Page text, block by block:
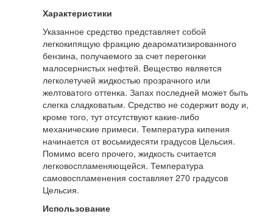
Характеристики
Указанное средство представляет собой
легкокипящую фракцию деароматизированного
бензина, получаемого за счет перегонки
малосернистых нефтей. Вещество является
легколетучей жидкостью прозрачного или
желтоватого оттенка. Запах последней может быть
слегка сладковатым. Средство не содержит воду и,
кроме того, тут отсутствуют какие-либо
механические примеси. Температура кипения
начинается от восьмидесяти градусов Цельсия.
Помимо всего прочего, жидкость считается
легковоспламеняющейся. Температура
самовоспламенения составляет 270 градусов
Цельсия.
Использование